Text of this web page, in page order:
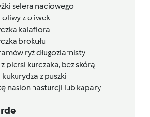
selera naciowego
oliwy z oliwek
kalafiora
brokułu
ryż długoziarnisty
piersi kurczaka, bez skórą
kukurydza z puszki
nasion nasturcji lub kapary